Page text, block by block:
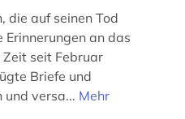
die auf seinen Tod
an das
Zeit seit Februar
Briefe und
und versa... Mehr